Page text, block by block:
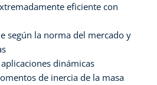
eficiente con
según la norma del mercado y
dinámicas
de inercia de la masa